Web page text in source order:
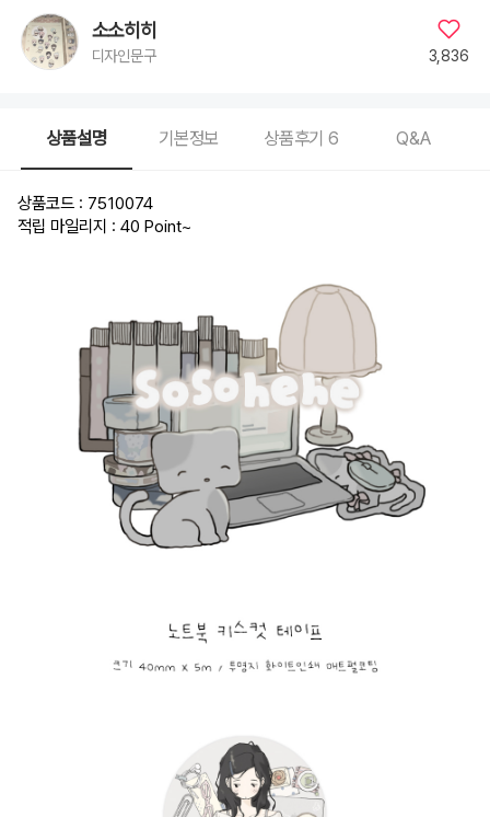
소소히히
디자인문구 3,836
상품설명 기본정보 상품후기6 Q&A
상품코드 : 7510074
적립 마일리지 : 40 Point~